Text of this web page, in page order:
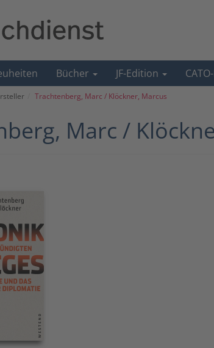
Bücher JF-Edition
Trachtenberg, Marc / Klöckner, Marcus
Marc /